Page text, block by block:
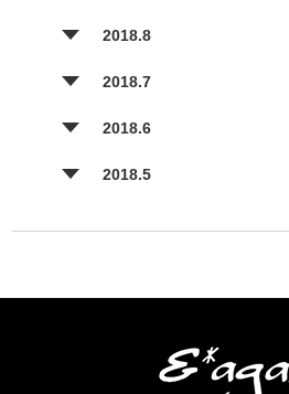
2018.8
2018.7
2018.6
2018.5